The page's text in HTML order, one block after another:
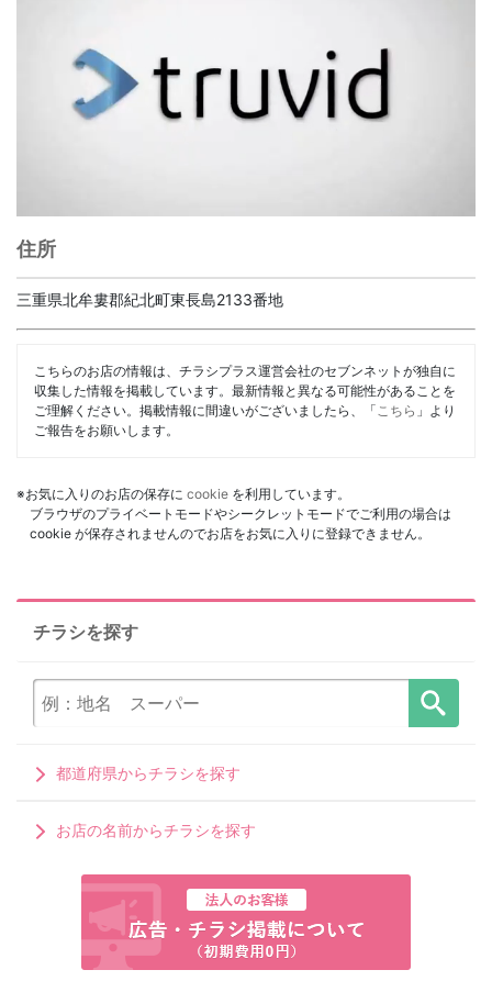
住所
三重県北牟婁郡紀北町東長島2133番地
こちらのお店の情報は、チラシプラス運営会社のセブンネットが独自に
収集した情報を掲載しています。最新情報と異なる可能性があることを
ご理解ください。掲載情報に間違いがございましたら、「 こちら 」より
ご報告をお願いします。
※お気に入りのお店の保存に cookie を利用しています。
ブラウザのプライベートモードやシークレットモードでご利用の場合は
cookie が保存されませんのでお店をお気に入りに登録できません。
チラシを探す
都道府県からチラシを探す
お店の名前からチラシを探す